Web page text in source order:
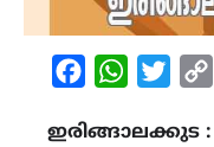
FacebookWhatsApp
ഇരിങ്ങാലക്കുട :